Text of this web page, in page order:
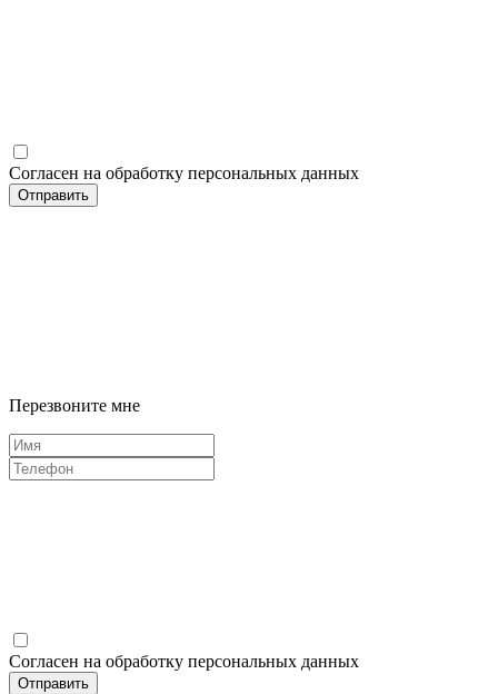
Согласен на обработку персональных данных
Отправить
Перезвоните мне
Согласен на обработку персональных данных
Отправить